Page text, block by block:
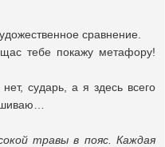
сравнение.
тебе покажу метафору!
сударь, а я здесь всего
травы в пояс. Каждая